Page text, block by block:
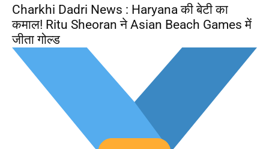
Charkhi Dadri News : Haryana की बेटी का
कमाल! Ritu Sheoran ने Asian Beach Games में
जीता गोल्ड